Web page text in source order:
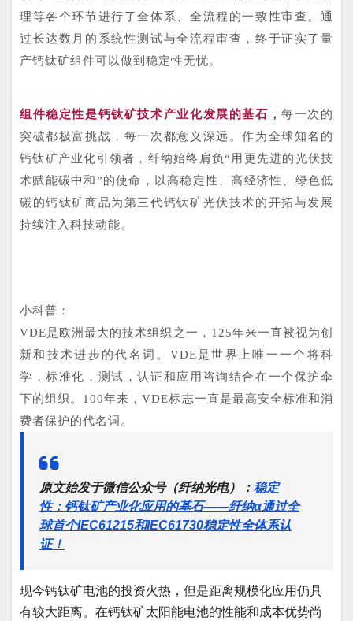
理等各个环节进行了全体系、全流程的一致性审查。通
过长达数月的系统性测试与全流程审查，终于证实了量
产钙钛矿组件可以做到稳定性无忧。
组件稳定性是钙钛矿技术产业化发展的基石 ，每一次的
突破都极富挑战，每一次都意义深远。作为全球知名的
钙钛矿产业化引领者，纤纳始终肩负“用更先进的光伏技
术赋能碳中和”的使命，以高稳定性、高经济性、绿色低
碳的钙钛矿商品为第三代钙钛矿光伏技术的开拓与发展
持续注入科技动能。
小科普：
VDE是欧洲最大的技术组织之一，125年来一直被视为创
新和技术进步的代名词。VDE是世界上唯一一个将科
学，标准化，测试，认证和应用咨询结合在一个保护伞
下的组织。100年来，VDE标志一直是最高安全标准和消
费者保护的代名词。
原文始发于微信公众号（纤纳光电）： 稳定
性：钙钛矿产业化应用的基石——纤纳α通过全
球首个IEC61215和IEC61730稳定性全体系认
证！
现今钙钛矿电池的投资火热，但是距离规模化应用仍具
有较大距离。在钙钛矿太阳能电池的性能和成本优势尚